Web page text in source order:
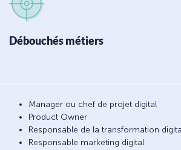
Débouchés métiers
Manager ou chef de projet digital
Product Owner
Responsable de la transformation
Responsable marketing digital